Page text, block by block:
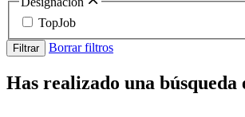
TopJob
Filtrar Borrar filtros
Has realizado una búsqueda